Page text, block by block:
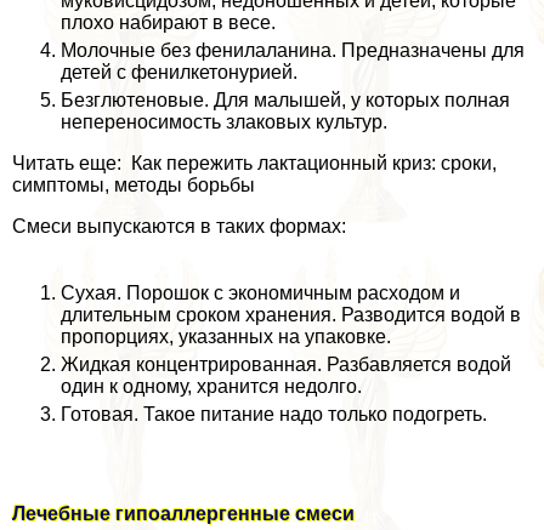
плохо набирают в весе.
Молочные без фенилаланина. Предназначены для
детей с фенилкетонурией.
Безглютеновые. Для малышей, у которых полная
непереносимость злаковых культур.
Читать еще: Как пережить лактационный криз: сроки,
симптомы, методы борьбы
Смеси выпускаются в таких формах:
Сухая. Порошок с экономичным расходом и
длительным сроком хранения. Разводится водой в
пропорциях, указанных на упаковке.
Жидкая концентрированная. Разбавляется водой
один к одному, хранится недолго.
Готовая. Такое питание надо только подогреть.
Лечебные гипоаллергенные смеси